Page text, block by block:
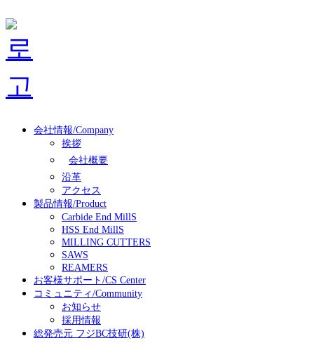
会社情報/Company
挨拶
会社概要
沿革
アクセス
製品情報/Product
Carbide End MillS
HSS End MillS
MILLING CUTTERS
SAWS
REAMERS
お客様サポート/CS Center
コミュニティ/Community
お知らせ
採用情報
総発売元 フジBC技研(株)